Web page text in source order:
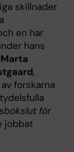
skillnader
en har
hans
Marta
,
av forskarna
för
jobbat